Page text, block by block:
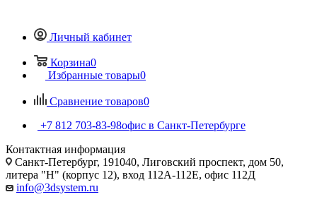
Личный кабинет
Корзина0
Избранные товары0
Сравнение товаров0
+7 812 703-83-98офис в Санкт-Петербурге
Контактная информация
Санкт-Петербург, 191040, Лиговский проспект, дом 50,
литера "Н" (корпус 12), вход 112А-112Е, офис 112Д
info@3dsystem.ru